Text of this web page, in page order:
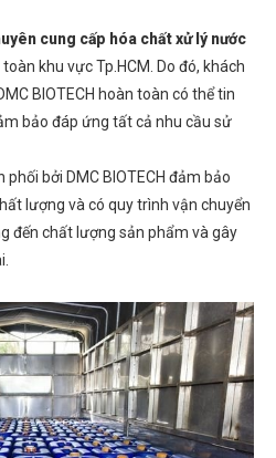
cung cấp hóa chất xử lý nước
khu vực Tp.HCM. Do đó, khách
BIOTECH hoàn toàn có thể tin
bảo đáp ứng tất cả nhu cầu sử
bởi DMC BIOTECH đảm bảo
lượng và có quy trình vận chuyển
đến chất lượng sản phẩm và gây